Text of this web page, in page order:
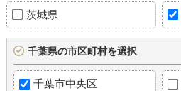
茨城県
千葉県の市区町村を選択
千葉市中央区